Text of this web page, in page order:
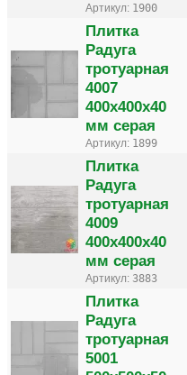
Артикул: 1900
Плитка
Радуга
тротуарная
4007
400х400х40
мм серая
Артикул: 1899
Плитка
Радуга
тротуарная
4009
400х400х40
мм серая
Артикул: 3883
Плитка
Радуга
тротуарная
5001